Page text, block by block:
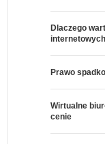
Dlaczego
Prawo
Wirtualne
cenie